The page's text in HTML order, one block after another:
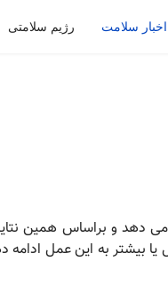
اخبار سلامت رژیم سلامتی
جان خود را از دست می دهد و براساس